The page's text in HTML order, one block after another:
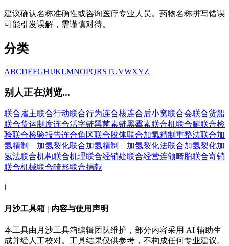
建议确认名称准确性或咨询医疗专业人员。药物名称拼写错误
可能引发误解，需谨慎对待。
分类
ABCDEFGHIJKLMNOPQRSTUVWXYZ
别人正在浏览...
联合雇主联合行动联合行为连合核连合后小窝联合会联合货船
联合货运制度连合活字链黑菌素链黑霉素联合机联合腱联合检
验联合检验报告连合角区联合胶体联合加氢精制重整法联合加
氢精制－加氢裂化联合加氢精制－加氢裂化法联合加氢裂化加
氢法联合机构联合机理联合经销处联合经营连颌畸胎联合寄销
联合机械联合畸形联合捐献
ℹ️
月沙工具箱 | 内容与使用声明
本工具由月沙工具箱编辑团队维护，部分内容采用 AI 辅助生
成并经人工校对。工具结果仅供参考，不构成任何专业建议。